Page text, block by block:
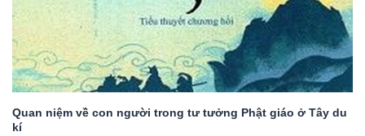
Quan niệm về con người trong tư tưởng Phật giáo ở Tây du
kí